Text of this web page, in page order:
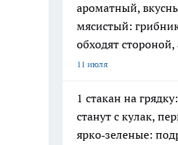
ароматный,
мясистый:
обходят стороной,
11 июля
1 стакан на
станут с кулак,
ярко‑зеленые: